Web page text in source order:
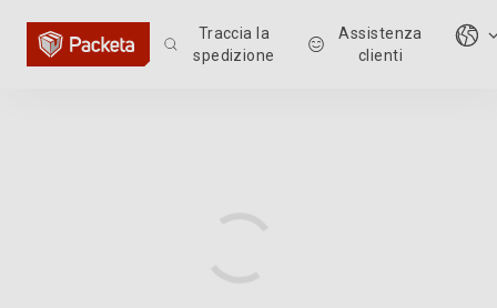
Traccia la
spedizione
Assistenza
clienti